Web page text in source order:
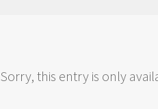
Sorry, this entry is only